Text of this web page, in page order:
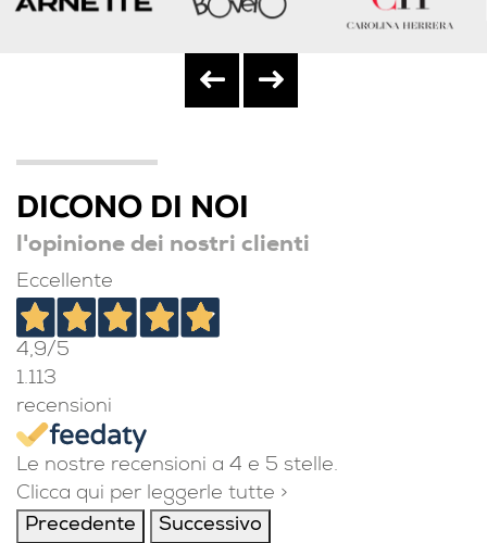
DICONO DI NOI
l'opinione dei nostri clienti
Eccellente
4,9/5
1.113
recensioni
Le nostre recensioni a 4 e 5 stelle.
Clicca qui per leggerle tutte >
Precedente
Successivo